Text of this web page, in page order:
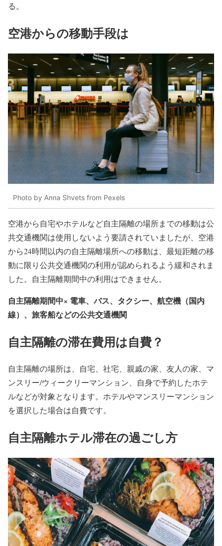
る。
空港からの移動手段は
Photo by Anna Shvets from Pexels
空港から自宅やホテルなど自主隔離の場所までの移動は公
共交通機関は使用しないよう要請されていましたが、空港
から24時間以内の自主隔離場所への移動は、最短距離の移
動に限り公共交通機関の利用が認められるよう緩和されま
した。自主隔離期間中の利用はできません。
自主隔離期間中× 電車、バス、タクシー、航空機（国内
線）、旅客船などの公共交通機関
自主隔離の滞在費用は自費？
自主隔離の場所は、自宅、社宅、親戚の家、友人の家、マ
ンスリー/ウィークリーマンション、自身で予約したホテ
ルなどが対象となります。ホテルやマンスリーマンション
を選択した場合は自費です。
自主隔離ホテル滞在の過ごし方